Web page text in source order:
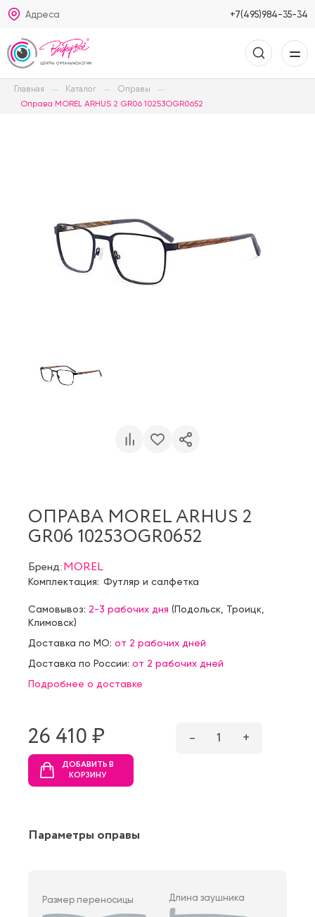
Адреса +7(495)984-35-34
Главная Каталог Оправы
Оправа MOREL ARHUS 2 GR06 10253OGR0652
ОПРАВА MOREL ARHUS 2
GR06 10253OGR0652
Бренд:MOREL
Комплектация: Футляр и салфетка
Самовывоз: 2-3 рабочих дня (Подольск Троицк
Климовск)
Доставка по МО: от 2 рабочих дней
Доставка по России: от 2 рабочих дней
Подробнее о доставке
26 410 ₷ – 1 +
ДОБАВИТЬ В
КОРЗИНУ
Параметры оправы
Размер переносицы Длина заушника